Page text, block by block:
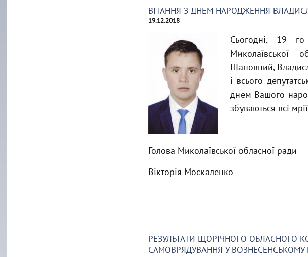
ВІТАННЯ З ДНЕМ НАРОДЖЕННЯ
19.12.2018
Сьогодні, 19
Миколаївської
Шановний,
і всього
днем Вашого
збуваються всі
Голова Миколаївської обласної ради
Вікторія Москаленко
РЕЗУЛЬТАТИ ЩОРІЧНОГО ОБЛАСНОГО
САМОВРЯДУВАННЯ У ВОЗНЕСЕНСЬКОМУ